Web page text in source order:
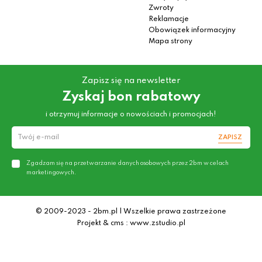
Zwroty
Reklamacje
Obowiązek informacyjny
Mapa strony
Zapisz się na newsletter
Zyskaj bon rabatowy
i otrzymuj informacje o nowościach i promocjach!
ZAPISZ
Zgadzam się na przetwarzanie danych osobowych przez 2bm w celach
marketingowych.
© 2009-2023 - 2bm.pl | Wszelkie prawa zastrzeżone
Projekt & cms : www.zstudio.pl